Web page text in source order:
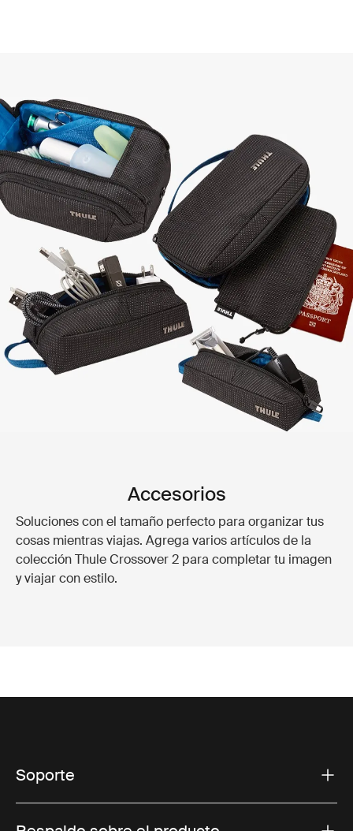
Accesorios
Soluciones con el tamaño perfecto para organizar tus
cosas mientras viajas. Agrega varios artículos de la
colección Thule Crossover 2 para completar tu imagen
y viajar con estilo.
Soporte